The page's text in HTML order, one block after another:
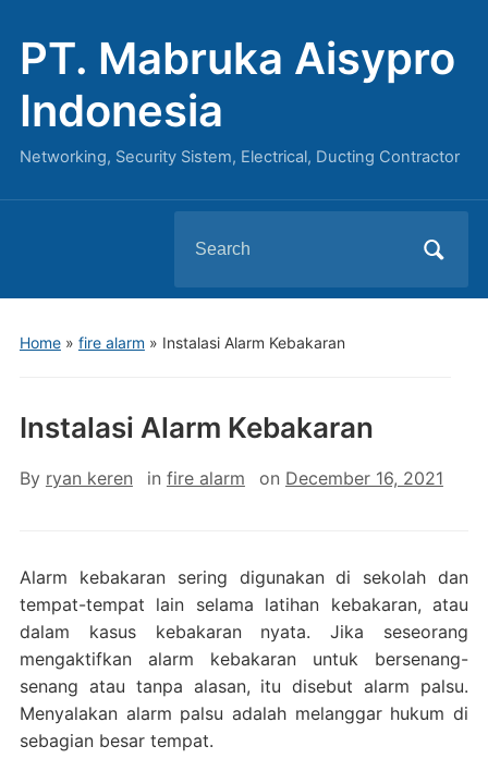
PT. Mabruka Aisypro
Indonesia
Networking, Security Sistem, Electrical, Ducting Contractor
for:
Home» fire alarm » Instalasi Alarm Kebakaran
Instalasi Alarm Kebakaran
By ryan keren in fire alarm on December 16, 2021
Alarm kebakaran sering digunakan di sekolah dan
tempat-tempat lain selama latihan kebakaran, atau
dalam kasus kebakaran nyata. Jika seseorang
mengaktifkan alarm kebakaran untuk bersenang-
senang atau tanpa alasan, itu disebut alarm palsu.
Menyalakan alarm palsu adalah melanggar hukum di
sebagian besar tempat.